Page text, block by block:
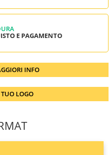
E PAGAMENTO
INFO
LOGO